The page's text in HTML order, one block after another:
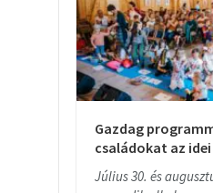
Gazdag
családokat az
Július 30. és